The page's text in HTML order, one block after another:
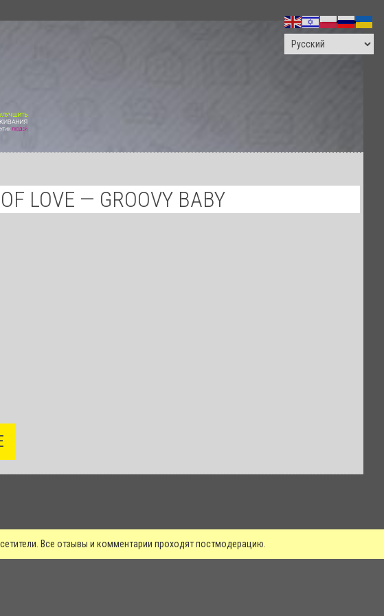
LOVE — GROOVY BABY
Все отзывы и комментарии проходят постмодерацию.